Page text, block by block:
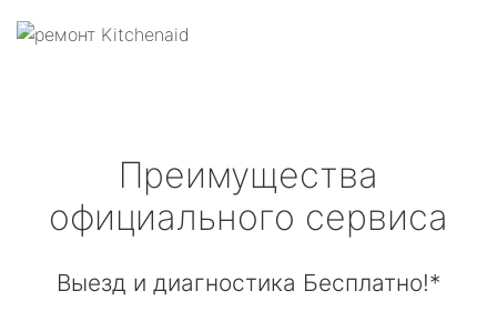
Преимущества
официального сервиса
Выезд и диагностика Бесплатно!*